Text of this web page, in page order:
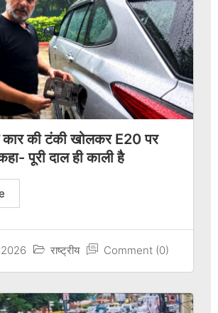
कार की टंकी खोलकर E20 पर
पूरी दाल ही काली है
राष्ट्रीय Comment (0)